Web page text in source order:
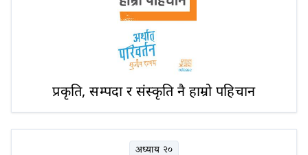
प्रकृति, सम्पदा र संस्कृति नै हाम्रो पहिचान
अध्याय २०